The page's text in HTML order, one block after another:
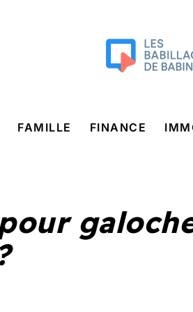
FAMILLE FINANCE